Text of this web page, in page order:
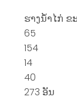
ຮາງນໍ້າໄກ່
65
154
14
40
273 ອັນ